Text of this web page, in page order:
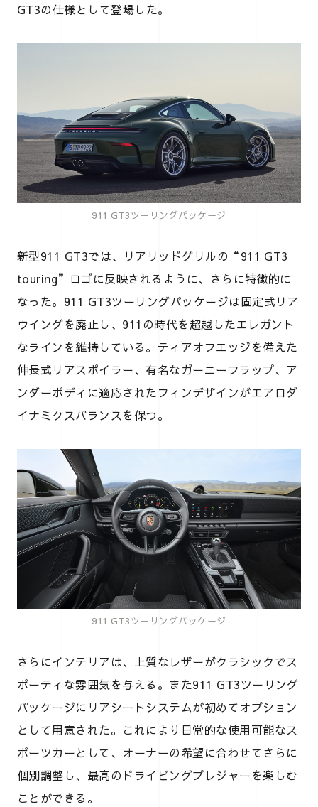
GT3の仕様として登場した。
911 GT3ツーリングパッケージ
新型911 GT3では、リアリッドグリルの“911 GT3
touring”ロゴに反映されるように、さらに特徴的に
なった。911 GT3ツーリングパッケージは固定式リア
ウイングを廃止し、911の時代を超越したエレガント
なラインを維持している。ティアオフエッジを備えた
伸長式リアスポイラー、有名なガーニーフラップ、ア
ンダーボディに適応されたフィンデザインがエアロダ
イナミクスバランスを保つ。
911 GT3ツーリングパッケージ
さらにインテリアは、上質なレザーがクラシックでス
ポーティな雰囲気を与える。また911 GT3ツーリング
パッケージにリアシートシステムが初めてオプション
として用意された。これにより日常的な使用可能なス
ポーツカーとして、オーナーの希望に合わせてさらに
個別調整し、最高のドライビングプレジャーを楽しむ
ことができる。